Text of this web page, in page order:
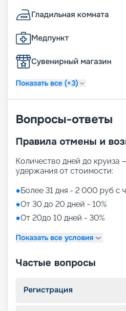
Гладильная комната
Медпункт
Сувенирный магазин
Показать все (+3)
Вопросы-ответы
Правила отмены и
Количество дней до круиза
удержания от стоимости:
●Более 31 дня - 2 000 руб с
●От 30 до 20 дней - 10%
●От 20до 10 дней - 30%
Показать все условия
Частые вопросы
Регистрация